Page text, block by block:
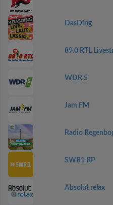
DasDing
89.0 RTL
WDR 5
Jam FM
Radio
SWR1 RP
Absolut relax